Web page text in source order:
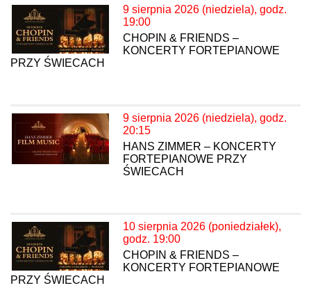
9 sierpnia 2026 (niedziela), godz.
19:00
CHOPIN & FRIENDS –
KONCERTY FORTEPIANOWE
PRZY ŚWIECACH
9 sierpnia 2026 (niedziela), godz.
20:15
HANS ZIMMER – KONCERTY
FORTEPIANOWE PRZY
ŚWIECACH
10 sierpnia 2026 (poniedziałek),
godz. 19:00
CHOPIN & FRIENDS –
KONCERTY FORTEPIANOWE
PRZY ŚWIECACH